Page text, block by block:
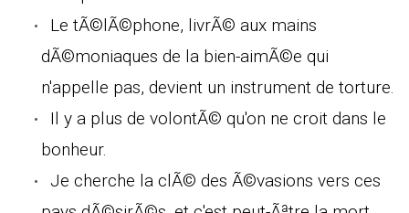
Le tÃ©lÃ©phone, livrÃ© aux mains
dÃ©moniaques de la bien-aimÃ©e qui
n'appelle pas, devient un instrument de torture.
Il y a plus de volontÃ© qu'on ne croit dans le
bonheur.
Je cherche la clÃ© des Ã©vasions vers ces